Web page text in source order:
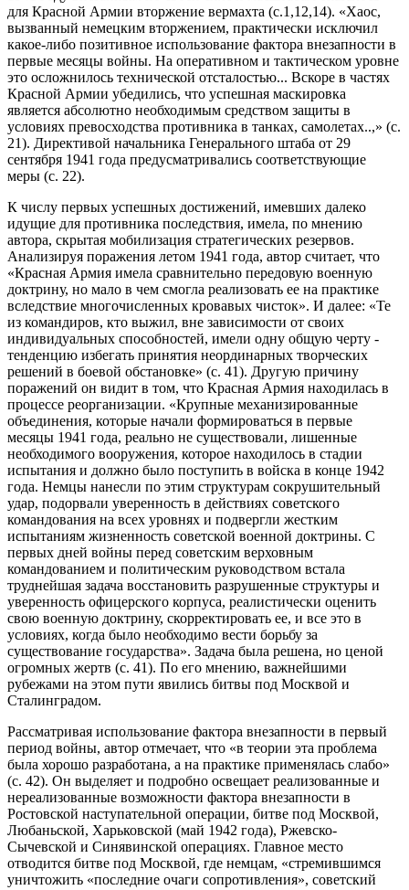
для Красной Армии вторжение вермахта (с.1,12,14). «Хаос,
вызванный немецким вторжением, практически исключил
какое-либо позитивное использование фактора внезапности в
первые месяцы войны. На оперативном и тактическом уровне
это осложнилось технической отсталостью... Вскоре в частях
Красной Армии убедились, что успешная маскировка
является абсолютно необходимым средством защиты в
условиях превосходства противника в танках, самолетах..,» (с.
21). Директивой начальника Генерального штаба от 29
сентября 1941 года предусматривались соответствующие
меры (с. 22).
К числу первых успешных достижений, имевших далеко
идущие для противника последствия, имела, по мнению
автора, скрытая мобилизация стратегических резервов.
Анализируя поражения летом 1941 года, автор считает, что
«Красная Армия имела сравнительно передовую военную
доктрину, но мало в чем смогла реализовать ее на практике
вследствие многочисленных кровавых чисток». И далее: «Те
из командиров, кто выжил, вне зависимости от своих
индивидуальных способностей, имели одну общую черту -
тенденцию избегать принятия неординарных творческих
решений в боевой обстановке» (с. 41). Другую причину
поражений он видит в том, что Красная Армия находилась в
процессе реорганизации. «Крупные механизированные
объединения, которые начали формироваться в первые
месяцы 1941 года, реально не существовали, лишенные
необходимого вооружения, которое находилось в стадии
испытания и должно было поступить в войска в конце 1942
года. Немцы нанесли по этим структурам сокрушительный
удар, подорвали уверенность в действиях советского
командования на всех уровнях и подвергли жестким
испытаниям жизненность советской военной доктрины. С
первых дней войны перед советским верховным
командованием и политическим руководством встала
труднейшая задача восстановить разрушенные структуры и
уверенность офицерского корпуса, реалистически оценить
свою военную доктрину, скорректировать ее, и все это в
условиях, когда было необходимо вести борьбу за
существование государства». Задача была решена, но ценой
огромных жертв (с. 41). По его мнению, важнейшими
рубежами на этом пути явились битвы под Москвой и
Сталинградом.
Рассматривая использование фактора внезапности в первый
период войны, автор отмечает, что «в теории эта проблема
была хорошо разработана, а на практике применялась слабо»
(с. 42). Он выделяет и подробно освещает реализованные и
нереализованные возможности фактора внезапности в
Ростовской наступательной операции, битве под Москвой,
Любаньской, Харьковской (май 1942 года), Ржевско-
Сычевской и Синявинской операциях. Главное место
отводится битве под Москвой, где немцам, «стремившимся
уничтожить «последние очаги сопротивления», советский